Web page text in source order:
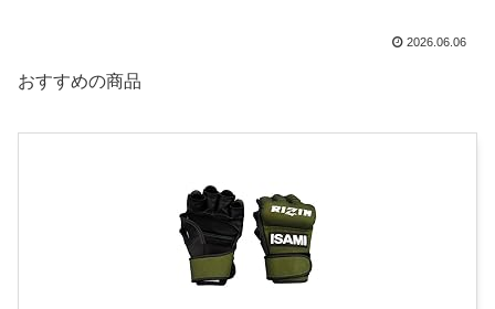
2026.06.06
おすすめの商品